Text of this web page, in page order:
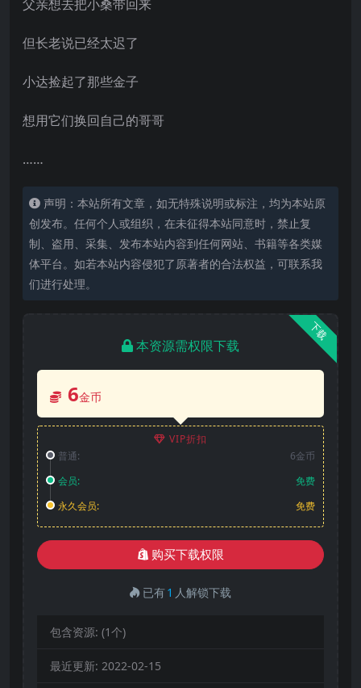
父亲想去把小桑带回来
但长老说已经太迟了
小达捡起了那些金子
想用它们换回自己的哥哥
……
声明：本站所有文章，如无特殊说明或标注，均为本站原
创发布。任何个人或组织，在未征得本站同意时，禁止复
制、盗用、采集、发布本站内容到任何网站、书籍等各类媒
体平台。如若本站内容侵犯了原著者的合法权益，可联系我
们进行处理。
下载
本资源需权限下载
6金币
VIP折扣
普通:
6金币
会员:
免费
永久会员:
免费
购买下载权限
已有1 人解锁下载
包含资源: (1个)
最近更新: 2022-02-15